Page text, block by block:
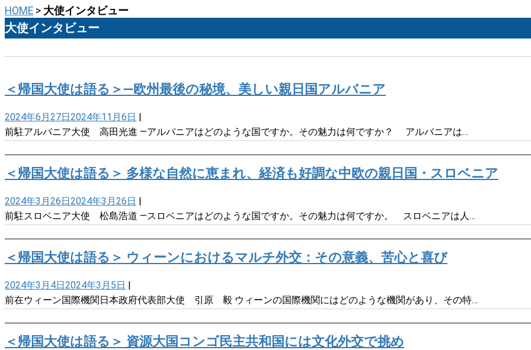
HOME > 大使インタビュー
大使インタビュー
＜帰国大使は語る＞―欧州最後の秘境、美しい親日国アルバニア
2024年6月27日2024年11月6日 |
前駐アルバニア大使 高田光進 ―アルバニアはどのような国ですか。その魅力は何ですか？ アルバニアは…
＜帰国大使は語る＞ 多様な自然に恵まれ、経済も好調な中欧の親日国・スロベニア
2024年3月26日2024年3月26日 |
前駐スロベニア大使 松島浩道 ―スロベニアはどのような国ですか。その魅力は何ですか。 スロベニアは人…
＜帰国大使は語る＞ ウィーンにおけるマルチ外交：その意義、苦心と喜び
2024年3月4日2024年3月5日 |
前在ウィーン国際機関日本政府代表部大使 引原 毅 ウィーンの国際機関にはどのような機関があり、その特…
＜帰国大使は語る＞ 資源大国コンゴ民主共和国には文化外交で挑め